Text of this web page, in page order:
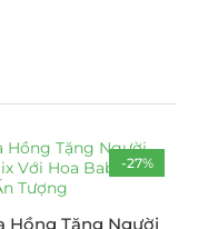
-27%
Hồng Tặng Người